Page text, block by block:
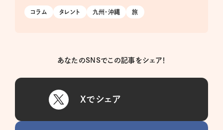
コラム タレント 九州・沖縄 旅
あなたのSNSでこの記事をシェア！
Xでシェア